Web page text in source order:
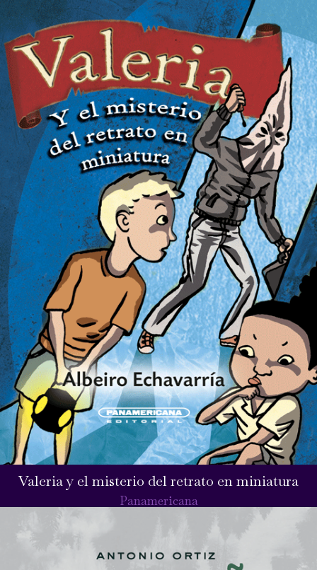
Valeria y el misterio del retrato en miniatura
Panamericana